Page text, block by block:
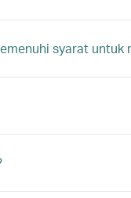
syarat